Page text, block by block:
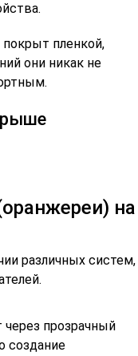
пленкой,
они никак не
на
различных систем,
через прозрачный
создание